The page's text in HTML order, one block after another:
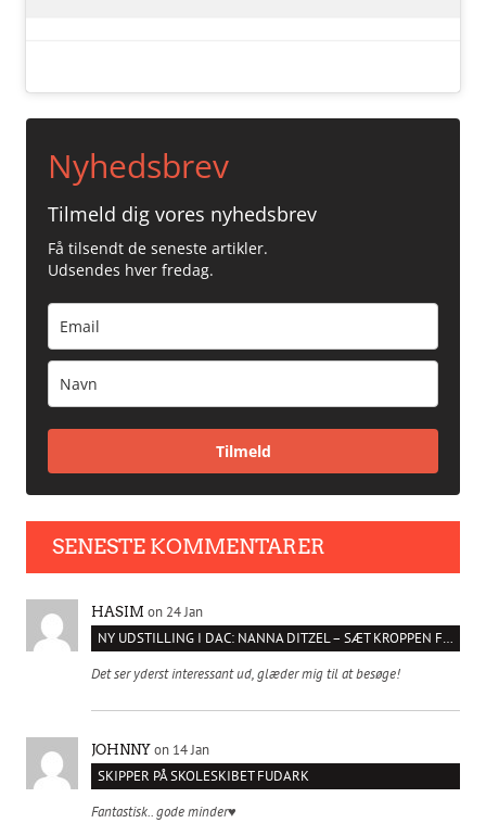
Nyhedsbrev
Tilmeld dig vores nyhedsbrev
Få tilsendt de seneste artikler.
Udsendes hver fredag.
Tilmeld
SENESTE KOMMENTARER
HASIM on 24 Jan
NY UDSTILLING I DAC: NANNA DITZEL – SÆT KROPPEN FRI
Det ser yderst interessant ud, glæder mig til at besøge!
JOHNNY on 14 Jan
SKIPPER PÅ SKOLESKIBET FUDARK
Fantastisk.. gode minder♥️